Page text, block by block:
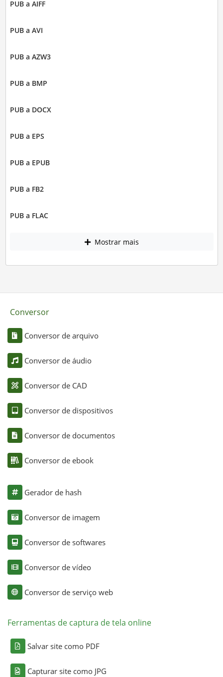
PUB a AIFF
PUB a AVI
PUB a AZW3
PUB a BMP
PUB a DOCX
PUB a EPS
PUB a EPUB
PUB a FB2
PUB a FLAC
Mostrar mais
Conversor
Conversor de arquivo
Conversor de áudio
Conversor de CAD
Conversor de dispositivos
Conversor de documentos
Conversor de ebook
Gerador de hash
Conversor de imagem
Conversor de softwares
Conversor de vídeo
Conversor de serviço web
Ferramentas de captura de tela online
Salvar site como PDF
Capturar site como JPG